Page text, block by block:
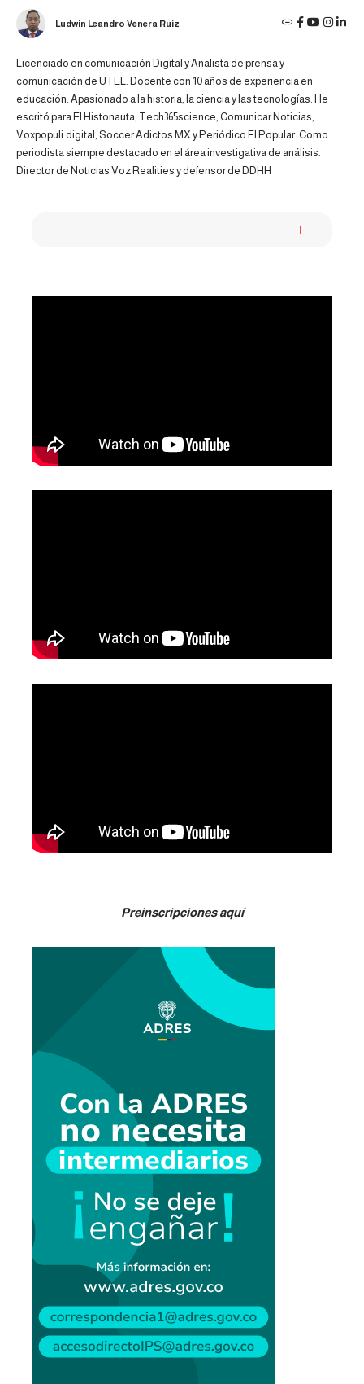
Ludwin Leandro Venera Ruiz
Licenciado en comunicación Digital y Analista de prensa y
comunicación de UTEL. Docente con 10 años de experiencia en
educación. Apasionado a la historia, la ciencia y las tecnologías. He
escritó para El Histonauta, Tech365science, Comunicar Noticias,
Voxpopuli.digital, Soccer Adictos MX y Periódico El Popular. Como
periodista siempre destacado en el área investigativa de análisis.
Director de Noticias Voz Realities y defensor de DDHH
Preinscripciones aquí